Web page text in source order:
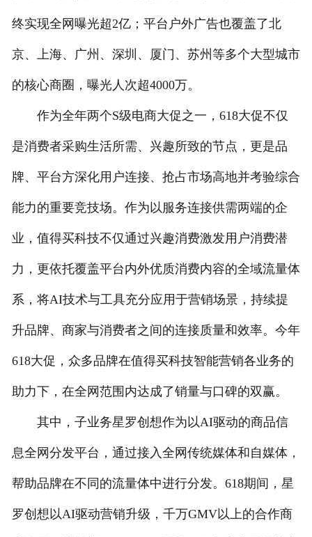
终实现全网曝光超2亿；平台户外广告也覆盖了北
京、上海、广州、深圳、厦门、苏州等多个大型城市
的核心商圈，曝光人次超4000万。
作为全年两个S级电商大促之一，618大促不仅
是消费者采购生活所需、兴趣所致的节点，更是品
牌、平台方深化用户连接、抢占市场高地并考验综合
能力的重要竞技场。作为以服务连接供需两端的企
业，值得买科技不仅通过兴趣消费激发用户消费潜
力，更依托覆盖平台内外优质消费内容的全域流量体
系，将AI技术与工具充分应用于营销场景，持续提
升品牌、商家与消费者之间的连接质量和效率。今年
618大促，众多品牌在值得买科技智能营销各业务的
助力下，在全网范围内达成了销量与口碑的双赢。
其中，子业务星罗创想作为以AI驱动的商品信
息全网分发平台，通过接入全网传统媒体和自媒体，
帮助品牌在不同的流量体中进行分发。618期间，星
罗创想以AI驱动营销升级，千万GMV以上的合作商